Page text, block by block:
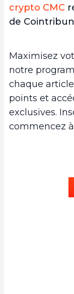
crypto CMC
de
Maximisez
notre
chaque
points et
exclusives.
commencez